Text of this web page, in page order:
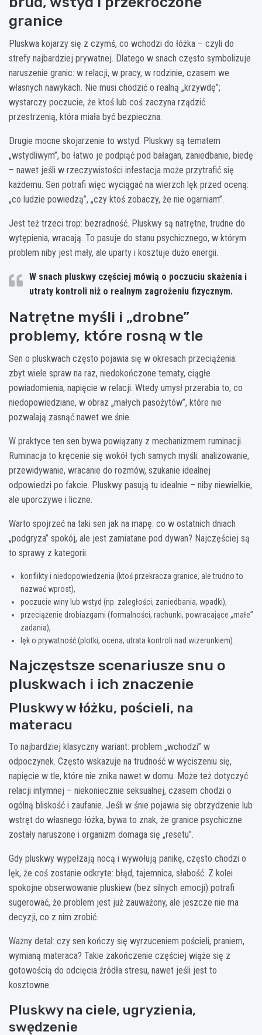
granice
Pluskwa kojarzy się z czymś, co wchodzi do łóżka – czyli do
strefy najbardziej prywatnej. Dlatego w snach często symbolizuje
naruszenie granic: w relacji, w pracy, w rodzinie, czasem we
własnych nawykach. Nie musi chodzić o realną „krzywdę”;
wystarczy poczucie, że ktoś lub coś zaczyna rządzić
przestrzenią, która miała być bezpieczna.
Drugie mocne skojarzenie to wstyd. Pluskwy są tematem
„wstydliwym”, bo łatwo je podpiąć pod bałagan, zaniedbanie, biedę
– nawet jeśli w rzeczywistości infestacja może przytrafić się
każdemu. Sen potrafi więc wyciągać na wierzch lęk przed oceną:
„co ludzie powiedzą”, „czy ktoś zobaczy, że nie ogarniam”.
Jest też trzeci trop: bezradność. Pluskwy są natrętne, trudne do
wytępienia, wracają. To pasuje do stanu psychicznego, w którym
problem niby jest mały, ale uparty i kosztuje dużo energii.
W snach pluskwy częściej mówią o poczuciu skażenia i
utraty kontroli niż o realnym zagrożeniu fizycznym.
Natrętne myśli i „drobne”
problemy, które rosną w tle
Sen o pluskwach często pojawia się w okresach przeciążenia:
zbyt wiele spraw na raz, niedokończone tematy, ciągłe
powiadomienia, napięcie w relacji. Wtedy umysł przerabia to, co
niedopowiedziane, w obraz „małych pasożytów”, które nie
pozwalają zasnąć nawet we śnie.
W praktyce ten sen bywa powiązany z mechanizmem ruminacji.
Ruminacja to kręcenie się wokół tych samych myśli: analizowanie,
przewidywanie, wracanie do rozmów, szukanie idealnej
odpowiedzi po fakcie. Pluskwy pasują tu idealnie – niby niewielkie,
ale uporczywe i liczne.
Warto spojrzeć na taki sen jak na mapę: co w ostatnich dniach
„podgryza” spokój, ale jest zamiatane pod dywan? Najczęściej są
to sprawy z kategorii:
konflikty i niedopowiedzenia (ktoś przekracza granice, ale trudno to
nazwać wprost),
poczucie winy lub wstyd (np. zaległości, zaniedbania, wpadki),
przeciążenie drobiazgami (formalności, rachunki, powracające „małe”
zadania),
lęk o prywatność (plotki, ocena, utrata kontroli nad wizerunkiem).
Najczęstsze scenariusze snu o
pluskwach i ich znaczenie
Pluskwy w łóżku, pościeli, na
materacu
To najbardziej klasyczny wariant: problem „wchodzi” w
odpoczynek. Często wskazuje na trudność w wyciszeniu się,
napięcie w tle, które nie znika nawet w domu. Może też dotyczyć
relacji intymnej – niekoniecznie seksualnej, czasem chodzi o
ogólną bliskość i zaufanie. Jeśli w śnie pojawia się obrzydzenie lub
wstręt do własnego łóżka, bywa to znak, że granice psychiczne
zostały naruszone i organizm domaga się „resetu”.
Gdy pluskwy wypełzają nocą i wywołują panikę, często chodzi o
lęk, że coś zostanie odkryte: błąd, tajemnica, słabość. Z kolei
spokojne obserwowanie pluskiew (bez silnych emocji) potrafi
sugerować, że problem jest już zauważony, ale jeszcze nie ma
decyzji, co z nim zrobić.
Ważny detal: czy sen kończy się wyrzuceniem pościeli, praniem,
wymianą materaca? Takie zakończenie częściej wiąże się z
gotowością do odcięcia źródła stresu, nawet jeśli jest to
kosztowne.
Pluskwy na ciele, ugryzienia,
swędzenie